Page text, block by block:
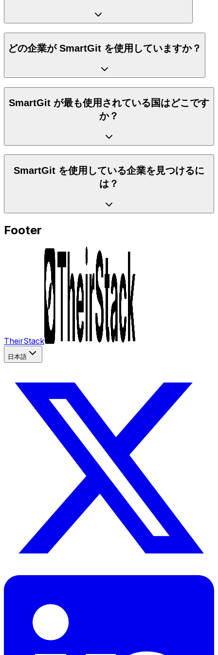
どの企業が SmartGit を使用していますか？
SmartGit が最も使用されている国はどこです
か？
SmartGit を使用している企業を見つけるに
は？
Footer
TheirStack
日本語